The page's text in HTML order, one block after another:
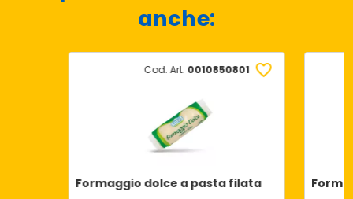
anche:
Cod. Art. 0010850801
Formaggio dolce a pasta filata